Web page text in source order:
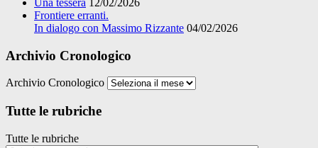
Frontiere erranti.
In dialogo con Massimo Rizzante 04/02/2026
Archivio Cronologico
Archivio Cronologico
Tutte le rubriche
Tutte le rubriche